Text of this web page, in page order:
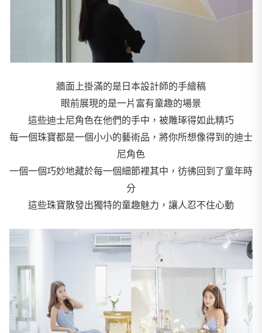
牆面上掛滿的是日本設計師的手繪稿
眼前展現的是一片富有童趣的場景
這些迪士尼角色在他們的手中，被雕琢得如此精巧
每一個珠寶都是一個小小的藝術品，將你所想像得到的迪士
尼角色
一個一個巧妙地藏於每一個細節裡其中，彷彿回到了童年時
分
這些珠寶散發出獨特的童趣魅力，讓人忍不住心動